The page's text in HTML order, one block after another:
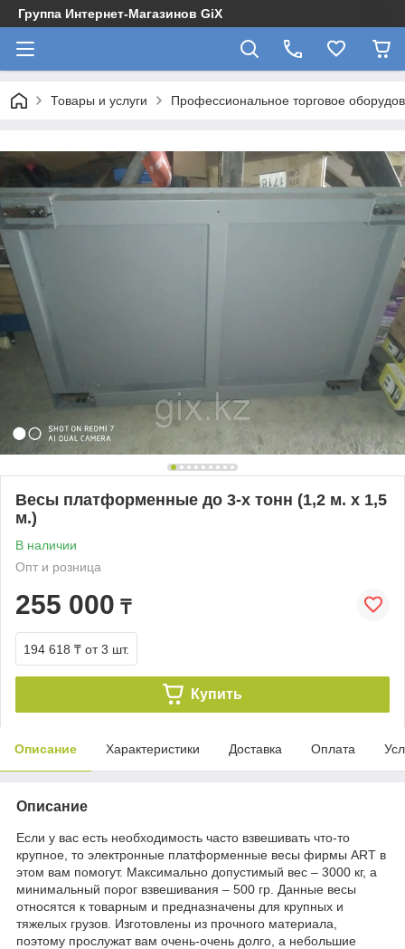
Группа Интернет-Магазинов GiX
Товары и услуги Профессиональное торговое
Весы платформенные до 3-х тонн (1,2 м. х 1,5
м.)
В наличии
Опт и розница
255 000 ₸
194 618 ₸ от 3 шт.
Купить
Описание Характеристики Доставка Оплата
Описание
Если у вас есть необходимость часто взвешивать что-то
крупное, то электронные платформенные весы фирмы ART в
этом вам помогут. Максимально допустимый вес – 3000 кг, а
минимальный порог взвешивания – 500 гр. Данные весы
относятся к товарным и предназначены для крупных и
тяжелых грузов. Изготовлены из прочного материала,
поэтому прослужат вам очень-очень долго, а небольшие